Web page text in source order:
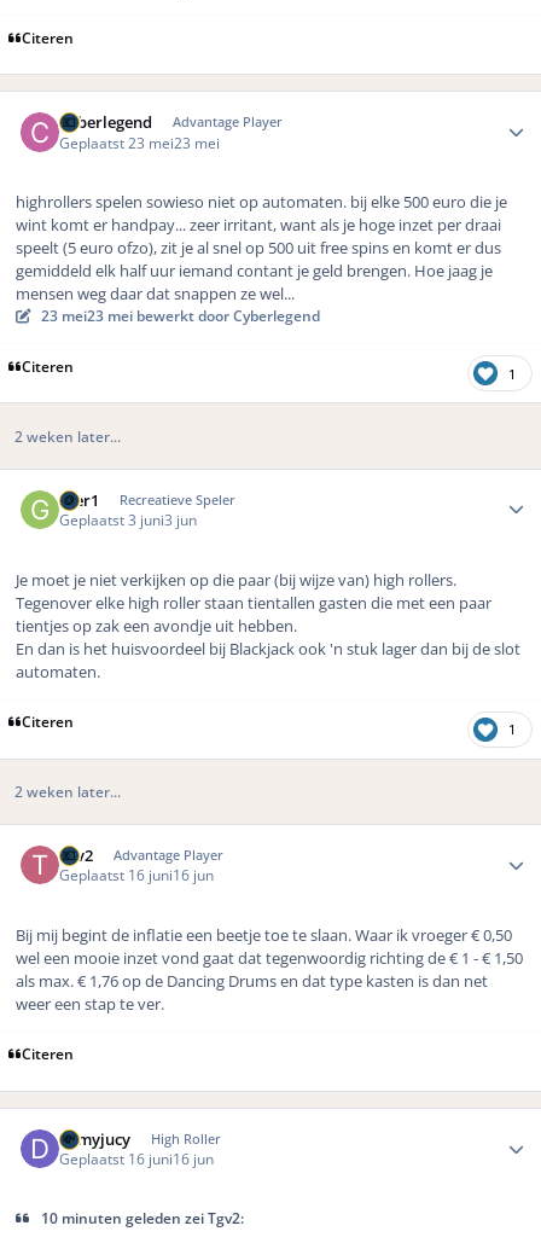
Citeren
Cyberlegend Advantage Player
Geplaatst 23 mei23 mei
highrollers spelen sowieso niet op automaten. bij elke 500 euro die je
wint komt er handpay... zeer irritant, want als je hoge inzet per draai
speelt (5 euro ofzo), zit je al snel op 500 uit free spins en komt er dus
gemiddeld elk half uur iemand contant je geld brengen. Hoe jaag je
mensen weg daar dat snappen ze wel...
23 mei23 mei bewerkt door Cyberlegend
Citeren 1
2 weken later...
Gier1 Recreatieve Speler
Geplaatst 3 juni3 jun
Je moet je niet verkijken op die paar (bij wijze van) high rollers.
Tegenover elke high roller staan tientallen gasten die met een paar
tientjes op zak een avondje uit hebben.
En dan is het huisvoordeel bij Blackjack ook 'n stuk lager dan bij de slot
automaten.
Citeren 1
2 weken later...
Tgv2 Advantage Player
Geplaatst 16 juni16 jun
Bij mij begint de inflatie een beetje toe te slaan. Waar ik vroeger € 0,50
wel een mooie inzet vond gaat dat tegenwoordig richting de € 1 - € 1,50
als max. € 1,76 op de Dancing Drums en dat type kasten is dan net
weer een stap te ver.
Citeren
demyjucy High Roller
Geplaatst 16 juni16 jun
10 minuten geleden zei Tgv2: